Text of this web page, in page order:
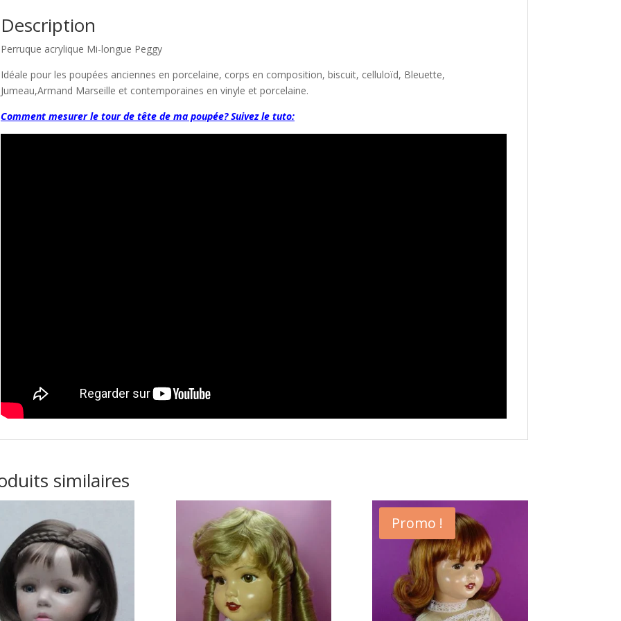
Description
Perruque acrylique Mi-longue Peggy
Idéale pour les poupées anciennes en porcelaine, corps en composition, biscuit, celluloïd, Bleuette,
Jumeau,Armand Marseille et contemporaines en vinyle et porcelaine.
Comment mesurer le tour de tête de ma poupée? Suivez le tuto:
similaires
Promo !